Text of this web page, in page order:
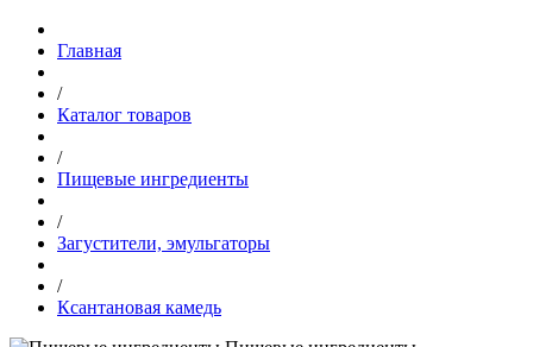
Главная
/
Каталог товаров
/
Пищевые ингредиенты
/
Загустители, эмульгаторы
/
Ксантановая камедь